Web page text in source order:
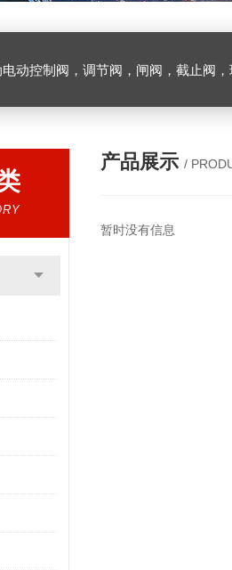
控制阀，调节阀，闸阀，截止阀，球阀，蝶阀，止回阀，高温高压
产品展示 /
暂时没有信息